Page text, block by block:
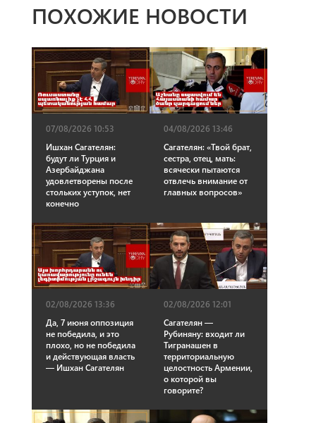
ПОХОЖИЕ НОВОСТИ
07/08/2026 10:53
Ишхан Сагателян:
будут ли Турция и
Азербайджана
удовлетворены после
стольких уступок, нет
конечно
04/08/2026 13:46
Сагателян: «Твой брат,
сестра, отец, мать:
всячески пытаются
отвлечь внимание от
главных вопросов»
02/08/2026 13:36
Да, 7 июня оппозиция
не победила, и это
плохо, но не победила
и действующая власть
— Ишхан Сагателян
02/08/2026 12:01
Сагателян —
Рубиняну: входит ли
Тигранашен в
территориальную
целостность Армении,
о которой вы
говорите?